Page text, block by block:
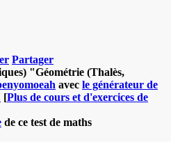
Partager
"Géométrie (Thalès,
avec le générateur de
[Plus de cours et d'exercices de
de ce test de maths